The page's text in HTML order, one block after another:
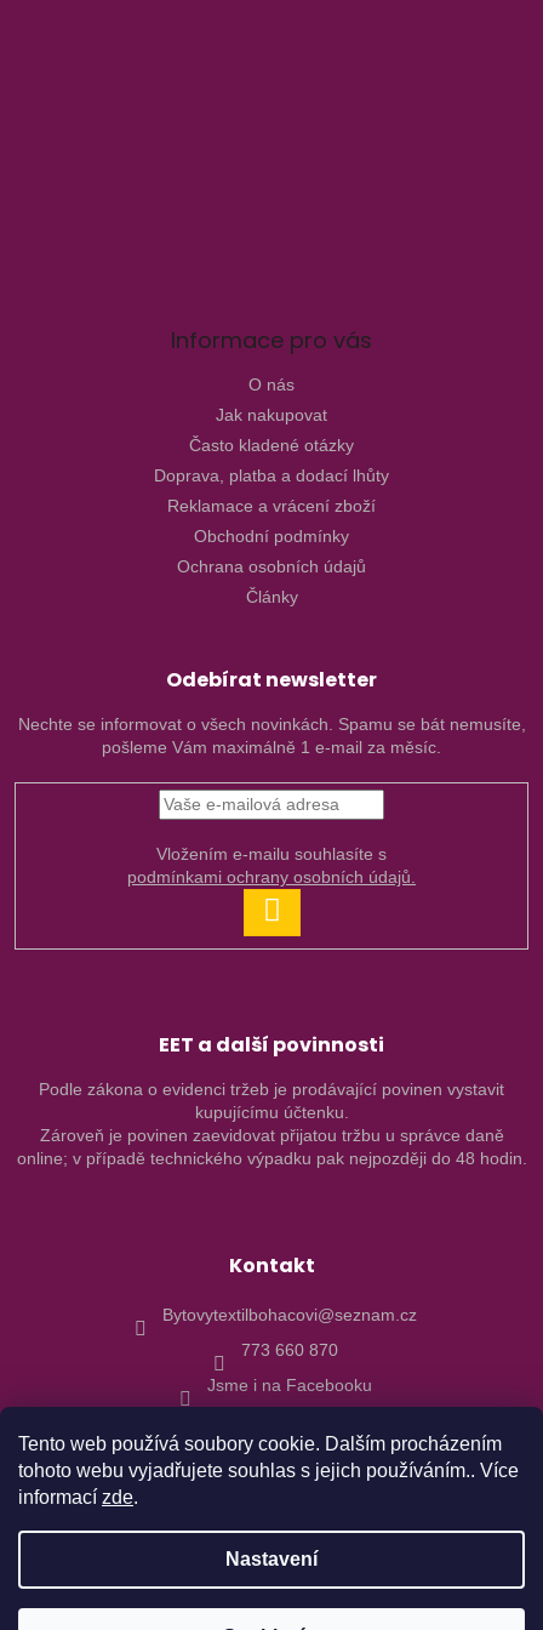
Tento web používá soubory cookie. Dalším procházením
tohoto webu vyjadřujete souhlas s jejich používáním.. Více
informací zde.
Nastavení
Informace pro vás
O nás
Jak nakupovat
Často kladené otázky
Doprava, platba a dodací lhůty
Reklamace a vrácení zboží
Obchodní podmínky
Ochrana osobních údajů
Články
Odebírat newsletter
Nechte se informovat o všech novinkách. Spamu se bát nemusíte,
pošleme Vám maximálně 1 e-mail za měsíc.
podmínkami ochrany osobních údajů.
SE
EET a další povinnosti
Podle zákona o evidenci tržeb je prodávající povinen vystavit
kupujícímu účtenku.
Zároveň je povinen zaevidovat přijatou tržbu u správce daně
online; v případě technického výpadku pak nejpozději do 48 hodin.
Kontakt
Bytovytextilbohacovi@seznam.cz
773 660 870
Jsme i na Facebooku